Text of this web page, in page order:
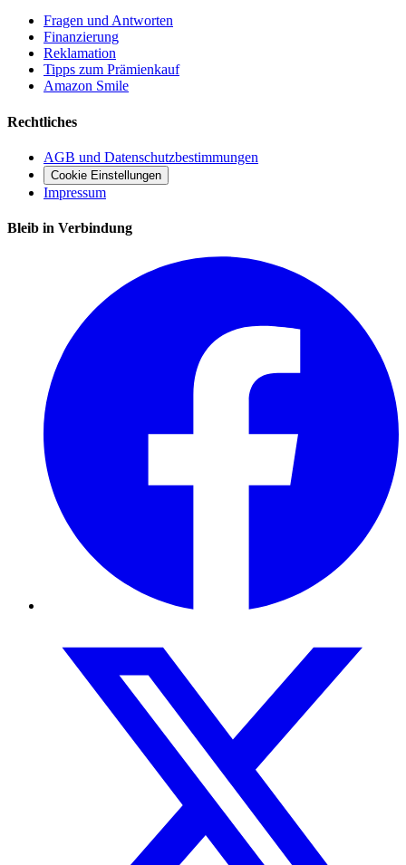
Fragen und Antworten
Finanzierung
Reklamation
Tipps zum Prämienkauf
Amazon Smile
Rechtliches
AGB und Datenschutzbestimmungen
Cookie Einstellungen
Impressum
Bleib in Verbindung